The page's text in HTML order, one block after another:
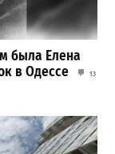
была Елена
в Одессе
13